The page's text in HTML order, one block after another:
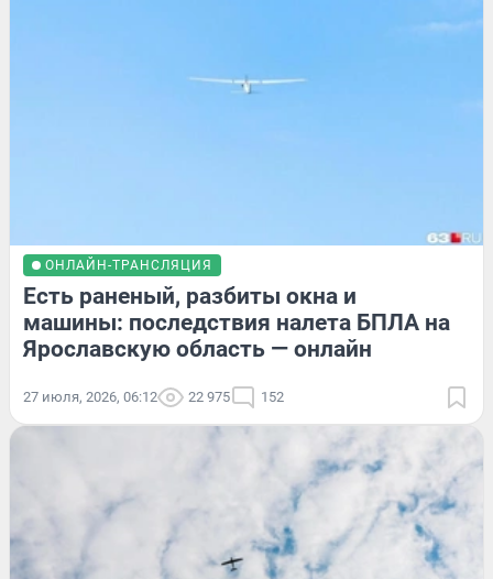
ОНЛАЙН-ТРАНСЛЯЦИЯ
Есть раненый, разбиты окна и
машины: последствия налета БПЛА на
Ярославскую область — онлайн
27 июля, 2026, 06:12 22 975 152